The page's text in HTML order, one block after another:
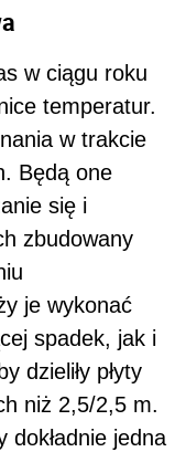
w ciągu roku
temperatur.
w trakcie
Będą one
się i
zbudowany
je wykonać
spadek, jak i
dzieliły płyty
niż 2,5/2,5 m.
dokładnie jedna